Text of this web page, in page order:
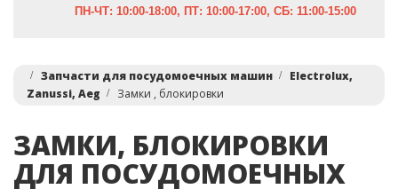
ПН-ЧТ: 10:00-18:00, ПТ: 10:00-17:00, СБ: 11:00-15:00
Запчасти для посудомоечных машин
Electrolux,
Zanussi, Aeg
Замки , блокировки
ЗАМКИ, БЛОКИРОВКИ
ДЛЯ ПОСУДОМОЕЧНЫХ